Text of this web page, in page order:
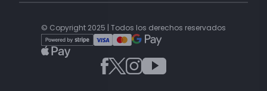
© Copyright 2025 | Todos los derechos reservados